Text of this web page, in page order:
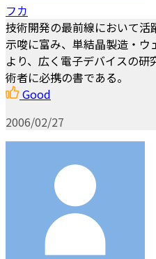
フカ
技術開発の最前線において
示唆に富み、単結晶製造・ウ
より、広く電子デバイスの
術者に必携の書である。
Good
2006/02/27